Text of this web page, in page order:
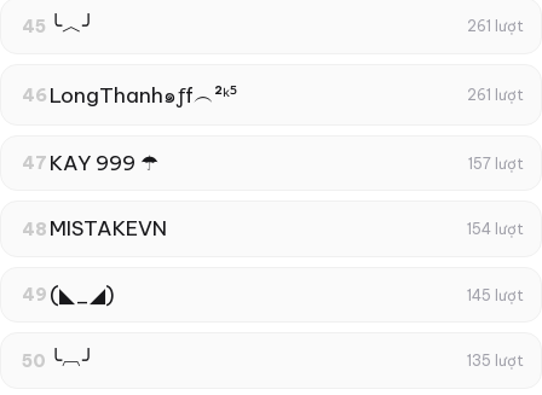
45 ╰︿╯ 261 lượt
46 LongThanh๑ƒf︵²ᵏ⁵ 261 lượt
47 KAY 999 ☂ 157 lượt
48 MISTAKEㅤVN 154 lượt
49 (◣_◢) 145 lượt
50 ╰︹╯ 135 lượt